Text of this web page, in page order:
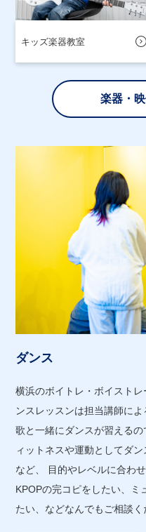
キッズ楽器教室
楽器・
ダンス
横浜のボイトレ・ボイスト
ンスレッスンは担当講師に
歌と一緒にダンスが習える
ィットネスや運動としてダ
など、 目的やレベルに合わ
KPOPの完コピをしたい、ミ
たい、などなんでもご相談く